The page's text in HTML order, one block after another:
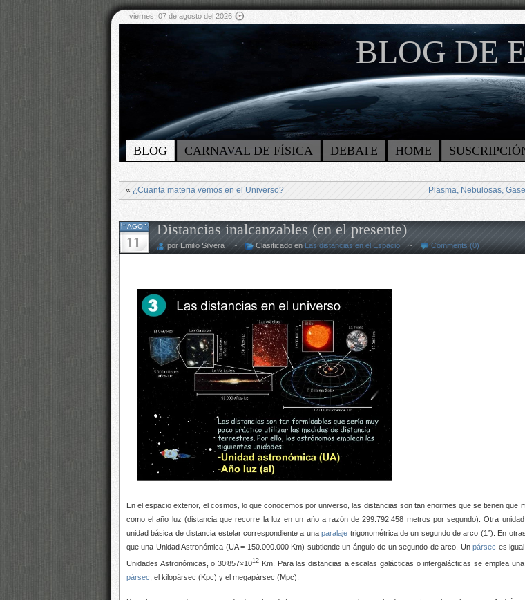
viernes, 07 de agosto del 2026
BLOG DE
BLOG CARNAVAL DE FÍSICA DEBATE HOME
« ¿Cuanta materia vemos en el Universo? Plasma, Nebulosas,
AGO
11
Distancias inalcanzables (en el presente)
por Emilio Silvera ~ Clasificado en Las distancias en el Espacio ~ Comments (0)
En el espacio exterior, el cosmos, lo que conocemos por universo, las distancias son tan enormes que se tienen que
como el año luz (distancia que recorre la luz en un año a razón de 299.792.458 metros por segundo). Otra
unidad básica de distancia estelar correspondiente a unaparalaje trigonométrica de un segundo de arco (1”). En
que una Unidad Astronómica (UA = 150.000.000 Km) subtiende un ángulo de un segundo de arco. Unpársec es
Unidades Astronómicas, o 30’857×1012 Km. Para las distancias a escalas galácticas o intergalácticas se emplea
pársec , el kilopársec (Kpc) y el megapársec (Mpc).